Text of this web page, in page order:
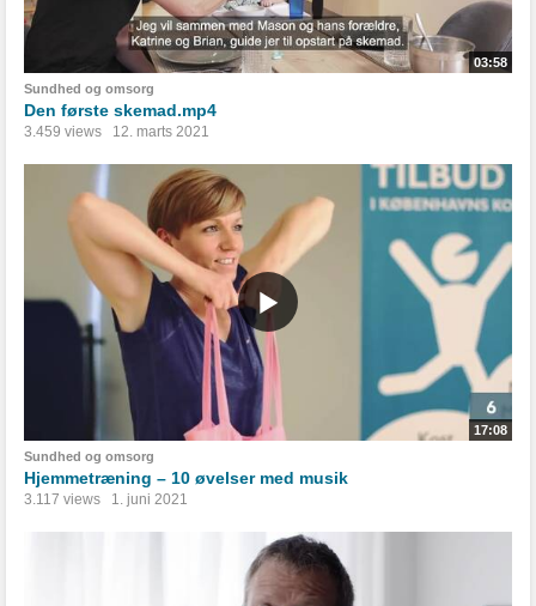
03:58
Sundhed og omsorg
Den første skemad.mp4
3.459 views 12. marts 2021
17:08
Sundhed og omsorg
Hjemmetræning – 10 øvelser med musik
3.117 views 1. juni 2021